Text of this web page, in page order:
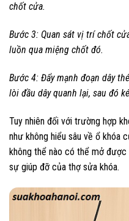
chốt cửa.
Bước 3: Quan sát vị trí chốt
luồn qua miệng chốt đó.
Bước 4: Đẩy mạnh đoạn dây
lòi đầu dây quanh lại, sau đó
Tuy nhiên đối với trường hợp
như không hiểu sâu về ổ khóa
không thể nào có thể mở
sự giúp đỡ của thợ sửa khóa.